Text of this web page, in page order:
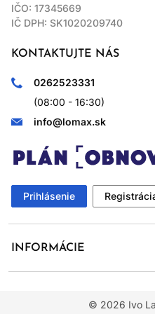
IČO: 17345669
IČ DPH: SK1020209740
KONTAKTUJTE NÁS
0262523331
(08:00 - 16:30)
info@lomax.sk
Prihlásenie
INFORMÁCIE
© 2026 Ivo